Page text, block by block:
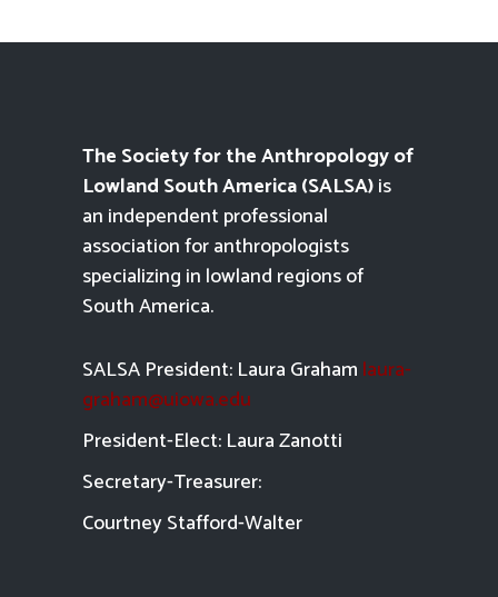
The Society for the Anthropology of
Lowland South America (SALSA)is
an independent professional
association for anthropologists
specializing in lowland regions of
South America.
SALSA President: Laura Graham laura-
graham@uiowa.edu
President-Elect: Laura Zanotti
Secretary-Treasurer:
Courtney Stafford-Walter